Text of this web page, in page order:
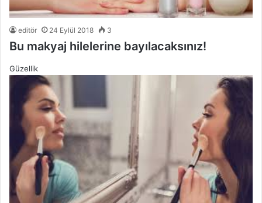
editör 24 Eylül 2018 3
Bu makyaj hilelerine bayılacaksınız!
Güzellik